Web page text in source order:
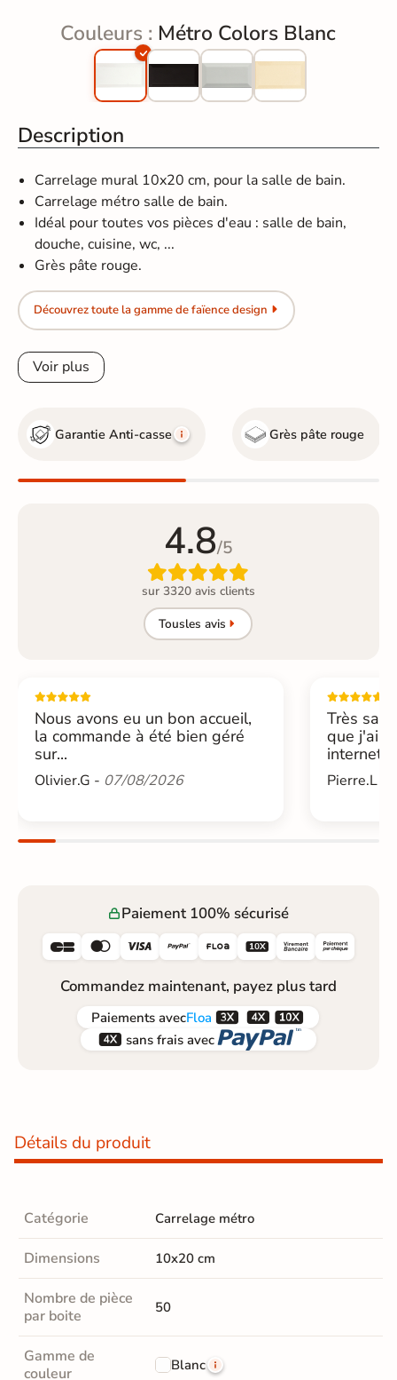
Couleurs : Métro Colors Blanc
Description
Carrelage mural 10x20 cm, pour la salle de bain.
Carrelage métro salle de bain.
Idéal pour toutes vos pièces d'eau : salle de bain,
douche, cuisine, wc, ...
Grès pâte rouge.
Découvrez toute la gamme de faïence design
Voir plus
Garantie Anti-casse Grès pâte rouge
4.8/5

sur 3320 avis clients
Tousles avis
Nous avons eu un bon accueil,
la commande à été bien géré
sur...
Olivier.G - 07/08/2026
Très
que j'ai
internet....
Pierre.L -
Paiement 100% sécurisé
     
Commandez maintenant, payez plus tard
Paiements avecFloa  
 sans frais avec 
Détails du produit
Catégorie Carrelage métro
Dimensions 10x20 cm
Nombre de pièce
par boite
50
Gamme de
couleur
Blanc